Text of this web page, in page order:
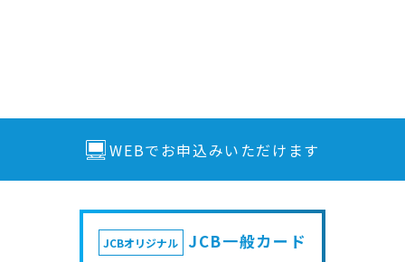
WEBでお申込みいただけます
JCBオリジナル JCB一般カード